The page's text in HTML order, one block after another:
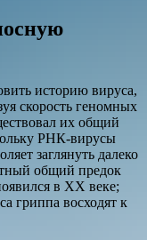
историю вируса,
скорость геномных
их общий
РНК-вирусы
заглянуть далеко
общий предок
в XX веке;
гриппа восходят к